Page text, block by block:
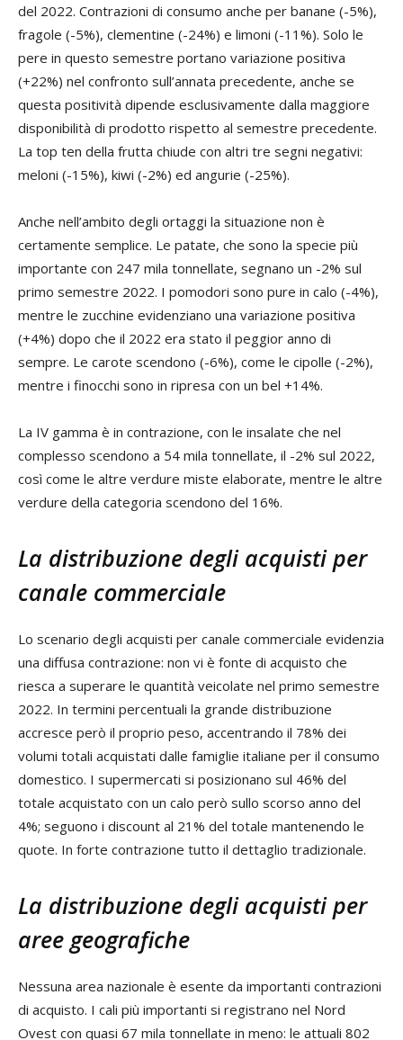
del 2022. Contrazioni di consumo anche per banane (-5%),
fragole (-5%), clementine (-24%) e limoni (-11%). Solo le
pere in questo semestre portano variazione positiva
(+22%) nel confronto sull’annata precedente, anche se
questa positività dipende esclusivamente dalla maggiore
disponibilità di prodotto rispetto al semestre precedente.
La top ten della frutta chiude con altri tre segni negativi:
meloni (-15%), kiwi (-2%) ed angurie (-25%).
Anche nell’ambito degli ortaggi la situazione non è
certamente semplice. Le patate, che sono la specie più
importante con 247 mila tonnellate, segnano un -2% sul
primo semestre 2022. I pomodori sono pure in calo (-4%),
mentre le zucchine evidenziano una variazione positiva
(+4%) dopo che il 2022 era stato il peggior anno di
sempre. Le carote scendono (-6%), come le cipolle (-2%),
mentre i finocchi sono in ripresa con un bel +14%.
La IV gamma è in contrazione, con le insalate che nel
complesso scendono a 54 mila tonnellate, il -2% sul 2022,
così come le altre verdure miste elaborate, mentre le altre
verdure della categoria scendono del 16%.
La distribuzione degli acquisti per
canale commerciale
Lo scenario degli acquisti per canale commerciale evidenzia
una diffusa contrazione: non vi è fonte di acquisto che
riesca a superare le quantità veicolate nel primo semestre
2022. In termini percentuali la grande distribuzione
accresce però il proprio peso, accentrando il 78% dei
volumi totali acquistati dalle famiglie italiane per il consumo
domestico. I supermercati si posizionano sul 46% del
totale acquistato con un calo però sullo scorso anno del
4%; seguono i discount al 21% del totale mantenendo le
quote. In forte contrazione tutto il dettaglio tradizionale.
La distribuzione degli acquisti per
aree geografiche
Nessuna area nazionale è esente da importanti contrazioni
di acquisto. I cali più importanti si registrano nel Nord
Ovest con quasi 67 mila tonnellate in meno: le attuali 802